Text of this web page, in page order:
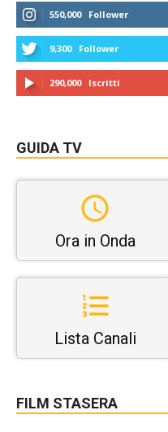
550,000 Follower
9,300 Follower
290,000 Iscritti
GUIDA TV
Ora in Onda
Lista Canali
FILM STASERA